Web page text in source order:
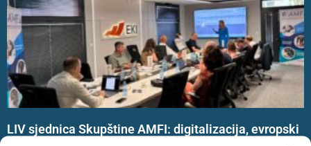
LIV sjednica Skupštine AMFI: digitalizacija, evropski